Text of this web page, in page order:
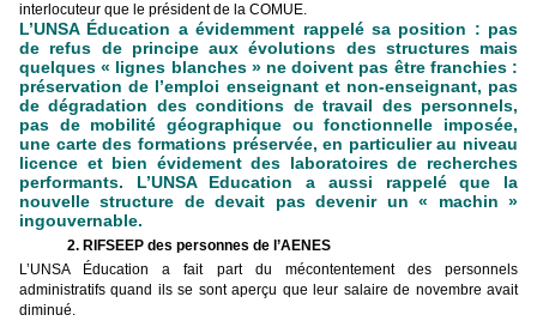
interlocuteur que le président de la COMUE.
L’UNSA Éducation a évidemment rappelé sa position : pas
de refus de principe aux évolutions des structures mais
quelques « lignes blanches » ne doivent pas être franchies :
préservation de l’emploi enseignant et non-enseignant, pas
de dégradation des conditions de travail des personnels,
pas de mobilité géographique ou fonctionnelle imposée,
une carte des formations préservée, en particulier au niveau
licence et bien évidement des laboratoires de recherches
performants. L’UNSA Education a aussi rappelé que la
nouvelle structure de devait pas devenir un « machin »
ingouvernable.
2. RIFSEEP des personnes de l’AENES
L’UNSA Éducation a fait part du mécontentement des personnels
administratifs quand ils se sont aperçu que leur salaire de novembre avait
diminué.